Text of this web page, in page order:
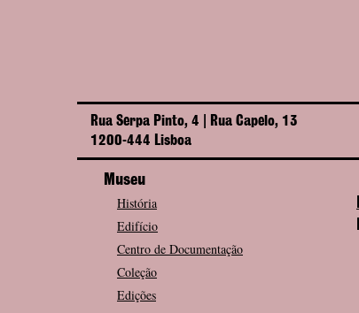
Rua Serpa Pinto, 4 | Rua Capelo, 13
1200-444 Lisboa
Museu
História
Edifício
Centro de Documentação
Coleção
Edições